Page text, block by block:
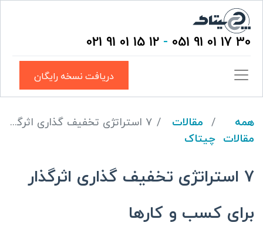
30 17 01 91 051
-
12 15 01 91 021
دریافت نسخه رایگان
همه
مقالات
مقالات
چیتاک
۷ استراتژی تخفیف گذاری اثرگذار برای کسب و کارها
۷ استراتژی تخفیف گذاری اثرگذار
برای کسب و کارها